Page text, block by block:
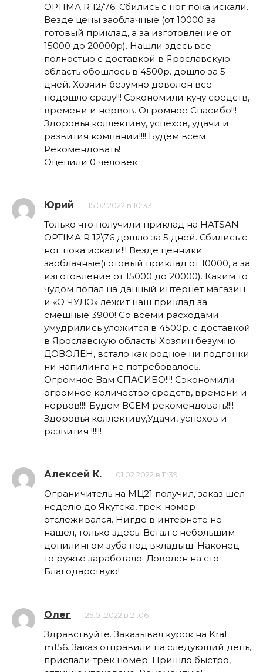
OPTIMA R 12/76. Сбились с ног пока искали.
Везде цены заоблачные (от 10000 за
готовый приклад, а за изготовление от
15000 до 20000р). Нашли здесь все
полностью с доставкой в Ярославскую
область обошлось в 4500р. дошло за 5
дней. Хозяин безумно доволен все
подошло сразу!!! Сэкономили кучу средств,
времени и нервов. Огромное Спасибо!!!
Здоровья коллективу, успехов, удачи и
развития компании!!!! Будем всем
Рекомендовать!
Оценили 0 человек
Юрий 15.02.2022 в 10:33
Только что получили приклад на HATSAN
OPTIMA R 12\76 дошло за 5 дней. Сбились с
ног пока искали!!! Везде ценники
заоблачные(готовый приклад от 10000, а за
изготовление от 15000 до 20000). Каким то
чудом попал на данный интернет магазин
и «О ЧУДО» лежит наш приклад за
смешные 3900! Со всеми расходами
умудрились уложится в 4500р. с доставкой
в Ярославскую область! Хозяин безумно
ДОВОЛЕН, встало как родное ни подгонки
ни напилинга не потребовалось.
Огромное Вам СПАСИБО!!!! Сэкономили
огромное количество средств, времени и
нервов!!!! Будем ВСЕМ рекомендовать!!!!
Здоровья коллективу,Удачи, успехов и
развития !!!!!!
Алексей К. 01.02.2022 в 11:39
Ограничитель на МЦ21 получил, заказ шел
неделю до Якутска, трек-номер
отслеживался. Нигде в интернете не
нашел, только здесь. Встал с небольшим
допилингом зуба под вкладыш. Наконец-
то ружье заработало. Доволен на сто.
Благодарствую!
Олег 25.01.2022 в 21:06
Здравствуйте. Заказывал курок на Kral
m156. Заказ отправили на следующий день,
прислали трек номер. Пришло быстро,